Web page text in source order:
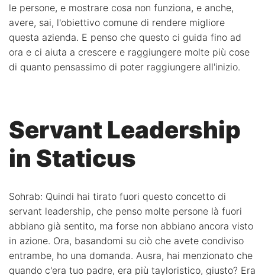
le persone, e mostrare cosa non funziona, e anche,
avere, sai, l'obiettivo comune di rendere migliore
questa azienda. E penso che questo ci guida fino ad
ora e ci aiuta a crescere e raggiungere molte più cose
di quanto pensassimo di poter raggiungere all'inizio.
Servant Leadership
in Staticus
Sohrab: Quindi hai tirato fuori questo concetto di
servant leadership, che penso molte persone là fuori
abbiano già sentito, ma forse non abbiano ancora visto
in azione. Ora, basandomi su ciò che avete condiviso
entrambe, ho una domanda. Ausra, hai menzionato che
quando c'era tuo padre, era più tayloristico, giusto? Era